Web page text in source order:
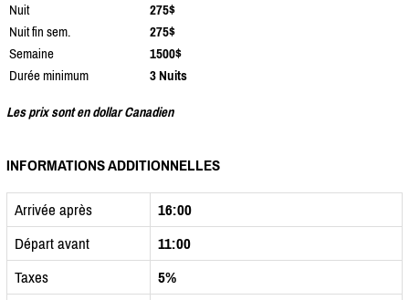
Nuit
275$
Nuit fin sem.
275$
Semaine
1500$
Durée minimum
3 Nuits
Les prix sont en dollar Canadien
INFORMATIONS ADDITIONNELLES
Arrivée après
16:00
Départ avant
11:00
Taxes
5%